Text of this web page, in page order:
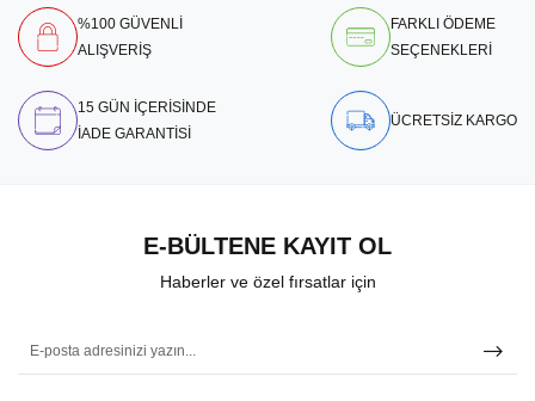
%100 GÜVENLİ
ALIŞVERİŞ
FARKLI ÖDEME
SEÇENEKLERİ
15 GÜN İÇERİSİNDE
İADE GARANTİSİ
ÜCRETSİZ KARGO
E-BÜLTENE KAYIT OL
Haberler ve özel fırsatlar için